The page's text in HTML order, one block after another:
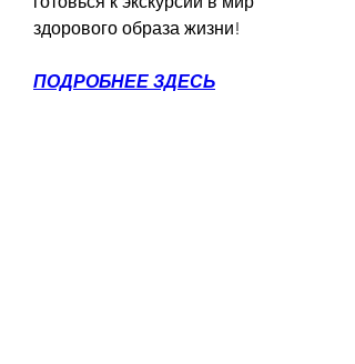
здорового образа жизни!
ПОДРОБНЕЕ ЗДЕСЬ